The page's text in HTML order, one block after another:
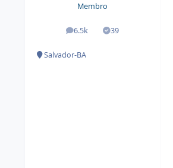
Membro
6.5k
posts 39
Soluções
Salvador-BA